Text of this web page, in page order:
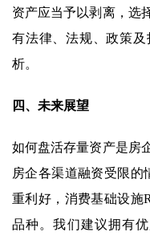
资产应当予以剥离，选
有法律、法规、政策
析。
四、未来展望
如何盘活存量资产是房
房企各渠道融资受限的
重利好，消费基础设施
品种。我们建议拥有